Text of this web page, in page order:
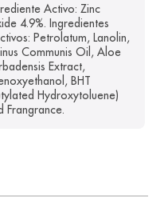
Activo: Zinc
4.9%. Ingredientes
Petrolatum, Lanolin,
Communis Oil, Aloe
Extract,
BHT
Hydroxytoluene)
Frangrance.